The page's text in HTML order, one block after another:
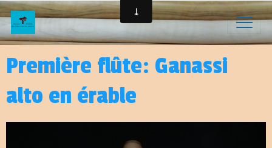
Première flûte: Ganassi
alto en érable